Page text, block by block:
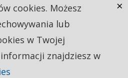
cookies. Możesz
lub
w Twojej
znajdziesz w
×